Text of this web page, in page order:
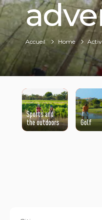
Accueil Home
Sports and
the outdoors
Golf